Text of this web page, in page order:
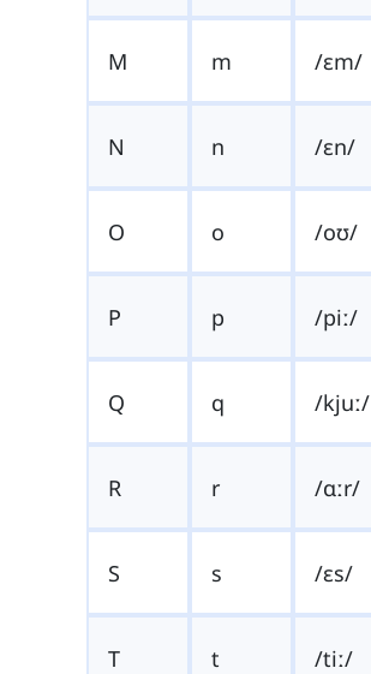
M m /ɛm/
N n /ɛn/
O o /oʊ/
P p /piː/
Q q /kjuː/
R r /ɑːr/
S s /ɛs/
T t /tiː/